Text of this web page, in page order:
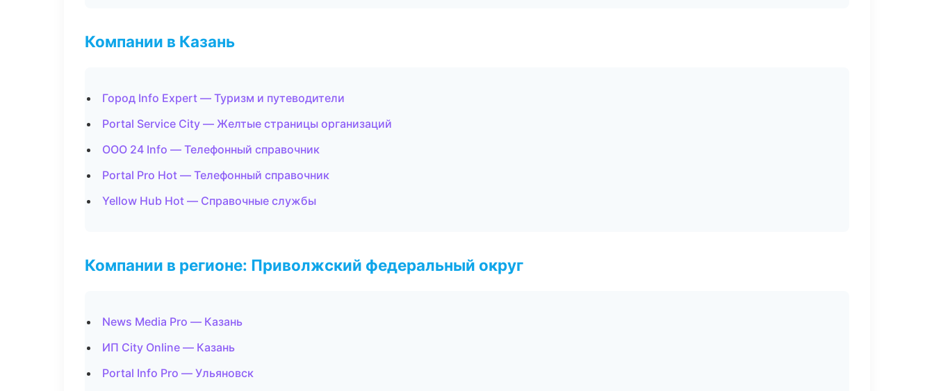
Компании в Казань
Город Info Expert — Туризм и путеводители
Portal Service City — Желтые страницы организаций
ООО 24 Info — Телефонный справочник
Portal Pro Hot — Телефонный справочник
Yellow Hub Hot — Справочные службы
Компании в регионе: Приволжский федеральный округ
News Media Pro — Казань
ИП City Online — Казань
Portal Info Pro — Ульяновск